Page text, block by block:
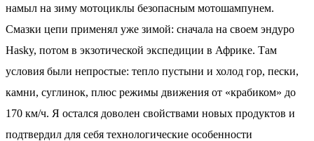
намыл на зиму мотоциклы безопасным мотошампунем.
Смазки цепи применял уже зимой: сначала на своем эндуро
Hasky, потом в экзотической экспедиции в Африке. Там
условия были непростые: тепло пустыни и холод гор, пески,
камни, суглинок, плюс режимы движения от «крабиком» до
170 км/ч. Я остался доволен свойствами новых продуктов и
подтвердил для себя технологические особенности